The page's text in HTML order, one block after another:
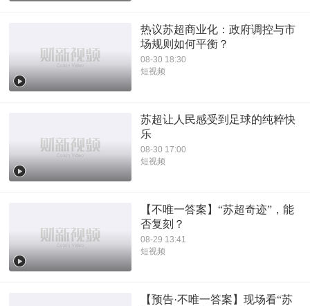
热议苏超商业化：政府调控与市
场规则如何平衡？
08-30 18:30
短视频
苏超让人民感受到足球的纯粹快
乐
08-30 17:00
短视频
【不唯一答案】“苏超奇迹”，能
否复刻？
08-29 13:41
短视频
【预告·不唯一答案】现场看“苏